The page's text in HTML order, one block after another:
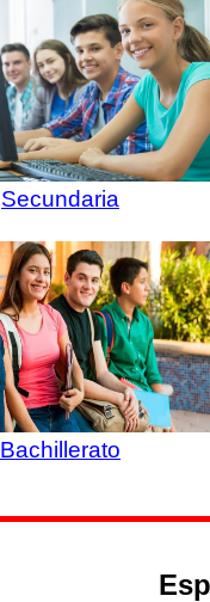
Secundaria
Bachillerato